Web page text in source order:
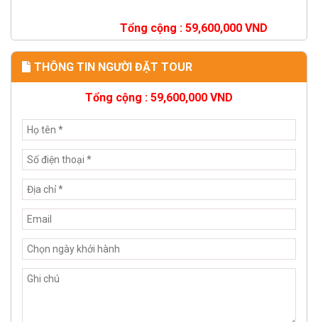
Tổng cộng : 59,600,000 VND
THÔNG TIN NGƯỜI ĐẶT TOUR
Tổng cộng : 59,600,000 VND